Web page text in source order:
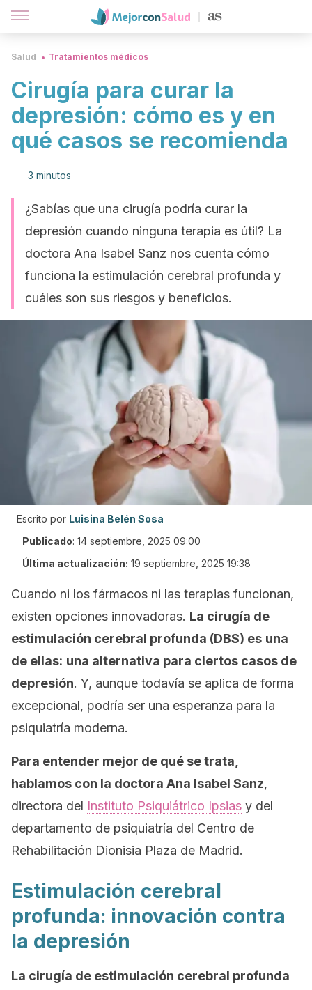
Salud Tratamientos médicos
Cirugía para curar la
depresión: cómo es y en
qué casos se recomienda
3 minutos
¿Sabías que una cirugía podría curar la
depresión cuando ninguna terapia es útil? La
doctora Ana Isabel Sanz nos cuenta cómo
funciona la estimulación cerebral profunda y
cuáles son sus riesgos y beneficios.
Escrito por Luisina Belén Sosa
Publicado: 14 septiembre, 2025 09:00
Última actualización: 19 septiembre, 2025 19:38
Cuando ni los fármacos ni las terapias funcionan,
existen opciones innovadoras. La cirugía de
estimulación cerebral profunda (DBS) es una
de ellas: una alternativa para ciertos casos de
depresión. Y, aunque todavía se aplica de forma
excepcional, podría ser una esperanza para la
psiquiatría moderna.
Para entender mejor de qué se trata,
hablamos con la doctora Ana Isabel Sanz,
directora del Instituto Psiquiátrico Ipsias y del
departamento de psiquiatría del Centro de
Rehabilitación Dionisia Plaza de Madrid.
Estimulación cerebral
profunda: innovación contra
la depresión
La cirugía de estimulación cerebral profunda